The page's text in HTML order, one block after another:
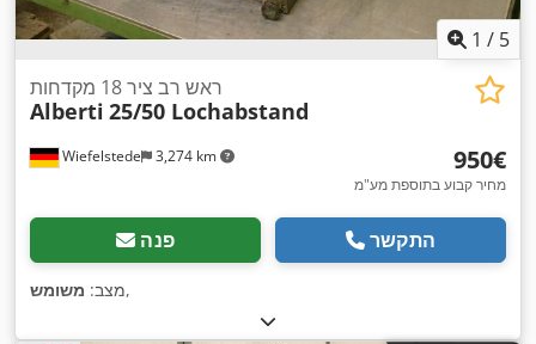
1 / 5
Wiefelstede 3,274 km
ראש רב ציר 18 מקדחות
Alberti 25/50 Lochabstand
‏950 ‏€
מחיר קבוע בתוספת מע"מ
פנה התקשר
מצב: משומש ,